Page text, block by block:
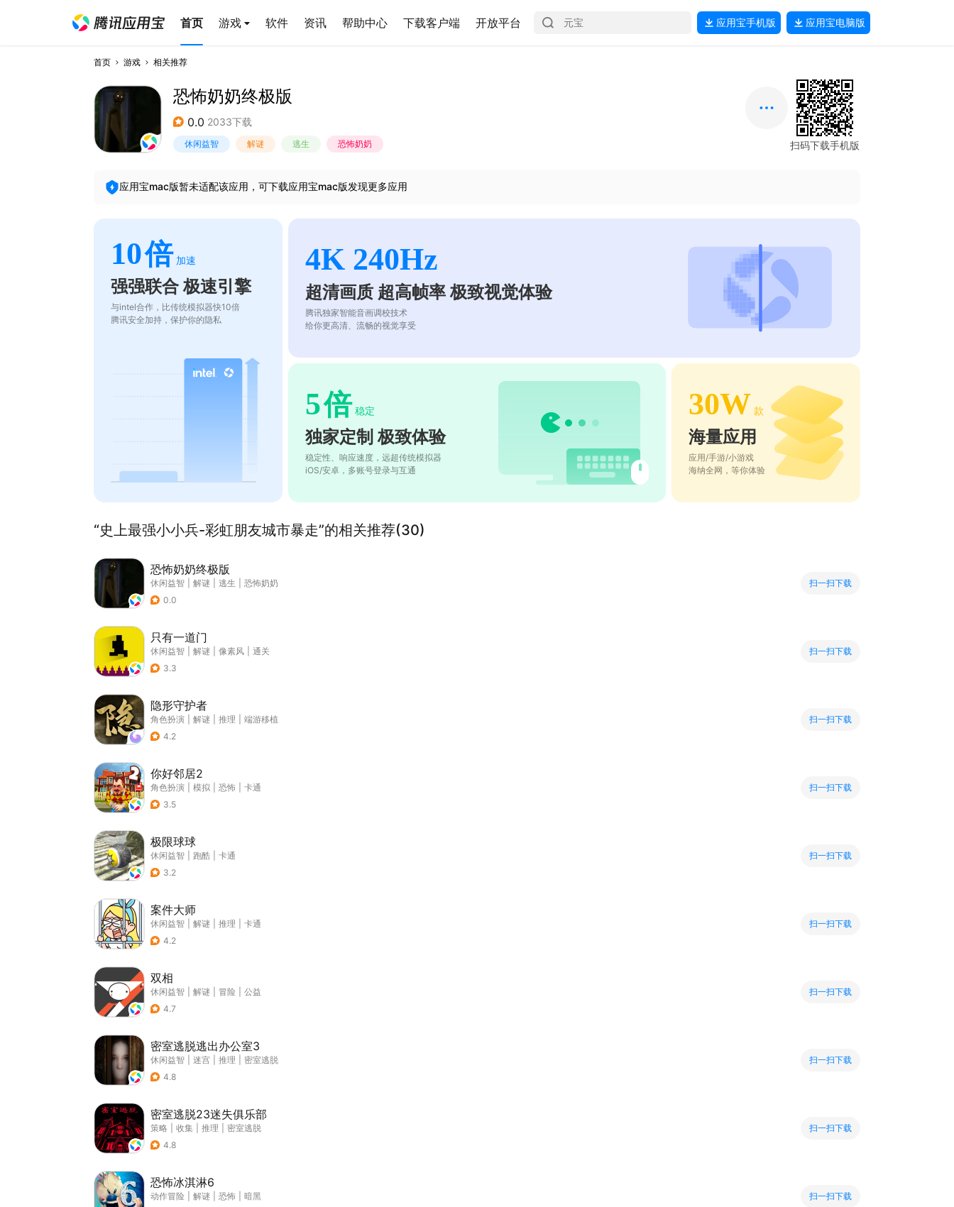
首页 游戏 软件 资讯 帮助中心 下载客户端 开放平台 应用宝手机版 应用宝电脑版
首页 游戏 相关推荐
恐怖奶奶终极版
0.0 2033下载
休闲益智 解谜 逃生 恐怖奶奶 扫码下载手机版
应用宝mac版暂未适配该应用，可下载应用宝mac版发现更多应用
10倍 加速
强强联合 极速引擎
与intel合作，比传统模拟器快10倍
腾讯安全加持，保护你的隐私
4K 240Hz
超清画质 超高帧率 极致视觉体验
腾讯独家智能音画调校技术
给你更高清、流畅的视觉享受
5倍 稳定
独家定制 极致体验
稳定性、响应速度，远超传统模拟器
iOS/安卓，多账号登录与互通
30W 款
海量应用
应用/手游/小游戏
海纳全网，等你体验
“史上最强小小兵-彩虹朋友城市暴走”的相关推荐(30)
恐怖奶奶终极版
休闲益智 解谜 逃生
恐怖奶奶
0.0
扫一扫下载
只有一道门
休闲益智 解谜 像素风
通关
3.3
扫一扫下载
隐形守护者
角色扮演 解谜 推理
端游移植
4.2
扫一扫下载
你好邻居2
角色扮演 模拟 恐怖
卡通
3.5
扫一扫下载
极限球球
休闲益智 跑酷
卡通
3.2
扫一扫下载
案件大师
休闲益智 解谜 推理
卡通
4.2
扫一扫下载
双相
休闲益智 解谜 冒险
公益
4.7
扫一扫下载
密室逃脱逃出办公室3
休闲益智 迷宫 推理
密室逃脱
4.8
扫一扫下载
密室逃脱23迷失俱乐部
策略 收集 推理
密室逃脱
4.8
扫一扫下载
恐怖冰淇淋6
动作冒险 解谜 恐怖
暗黑
扫一扫下载